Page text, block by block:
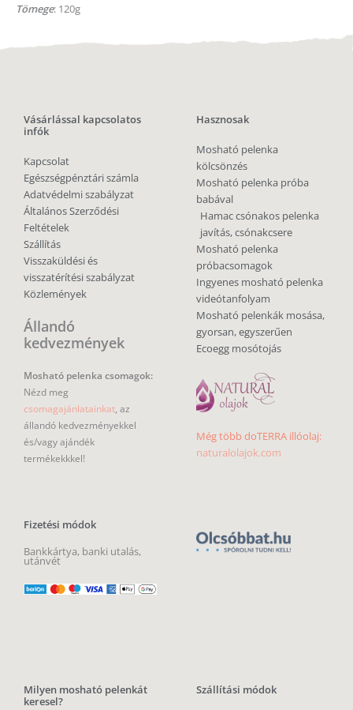
Tömege: 120g
Vásárlással kapcsolatos
infók
Kapcsolat
Egészségpénztári számla
Adatvédelmi szabályzat
Általános Szerződési
Feltételek
Szállítás
Visszaküldési és
visszatérítési szabályzat
Közlemények
Állandó
kedvezmények
Mosható pelenka csomagok:
Nézd meg
csomagajánlatainkat, az
állandó kedvezményekkel
és/vagy ajándék
termékekkkel!
Fizetési módok
Bankkártya, banki utalás,
utánvét
Hasznosak
Mosható pelenka
kölcsönzés
Mosható pelenka próba
babával
Hamac csónakos pelenka
javítás, csónakcsere
Mosható pelenka
próbacsomagok
Ingyenes mosható pelenka
videótanfolyam
Mosható pelenkák mosása,
gyorsan, egyszerűen
Ecoegg mosótojás
Még több doTERRA illóolaj:
naturalolajok.com
Milyen mosható pelenkát
keresel?
Szállítási módok